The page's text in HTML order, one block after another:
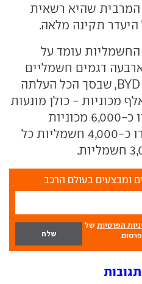
הכמות המרבית שהיא רשאית
תקינה מלאה.
עומד על
ארבעה דגמים חשמליים
נמכר על ידי המותג הסני BYD, שבסך הכל העלתה
הכבישים קרוב ל-16 אלף מכוניות - כולן מונעות
בחשמל. MG וטסלה מסרו כ-6,000 מכוניות
חשמליות, צ'רי וג'ילי מסרו כ-4,000 חשמליות כל
ומבצעים בעולם הרכב
הפרטיות של